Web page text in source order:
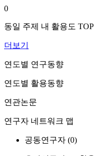
0
동일 주제 내 활용도 TOP
더보기
연도별 연구동향
연도별 활용동향
연관논문
연구자 네트워크 맵
공동연구자 (0)